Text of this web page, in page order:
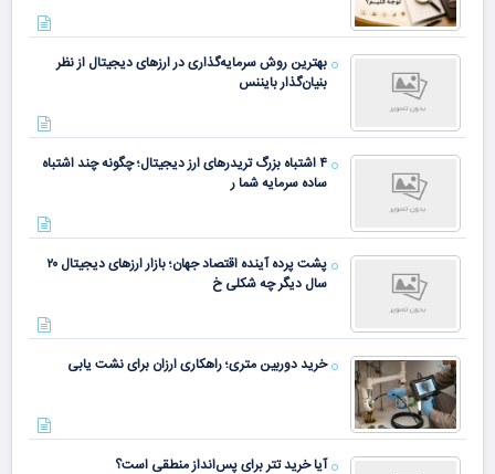
بهترین روش سرمایه‌گذاری در ارزهای دیجیتال از نظر
بنیان‌گذار بایننس
۴ اشتباه بزرگ تریدرهای ارز دیجیتال؛ چگونه چند اشتباه
ساده سرمایه شما ر
پشت پرده آینده اقتصاد جهان؛ بازار ارزهای دیجیتال ۲۰
سال دیگر چه شکلی خ
خرید دوربین متری؛ راهکاری ارزان برای نشت یابی
آیا خرید تتر برای پس‌انداز منطقی است؟